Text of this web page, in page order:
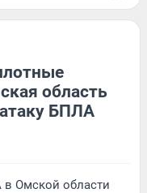
область
БПЛА
Омской области